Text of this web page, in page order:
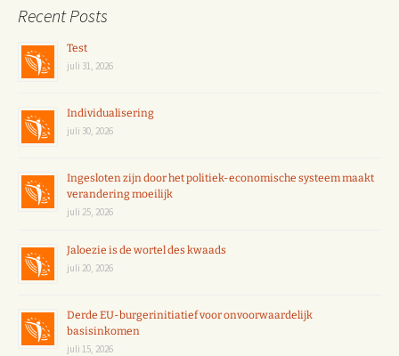
Recent Posts
Test
juli 31, 2026
Individualisering
juli 30, 2026
Ingesloten zijn door het politiek-economische systeem maakt
verandering moeilijk
juli 25, 2026
Jaloezie is de wortel des kwaads
juli 20, 2026
Derde EU-burgerinitiatief voor onvoorwaardelijk
basisinkomen
juli 15, 2026